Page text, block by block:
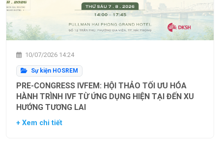
10/07/2026 14:24
Sự kiện HOSREM
PRE-CONGRESS IVFEM: HỘI THẢO TỐI ƯU HÓA
HÀNH TRÌNH IVF TỪ ỨNG DỤNG HIỆN TẠI ĐẾN XU
HƯỚNG TƯƠNG LAI
+ Xem chi tiết